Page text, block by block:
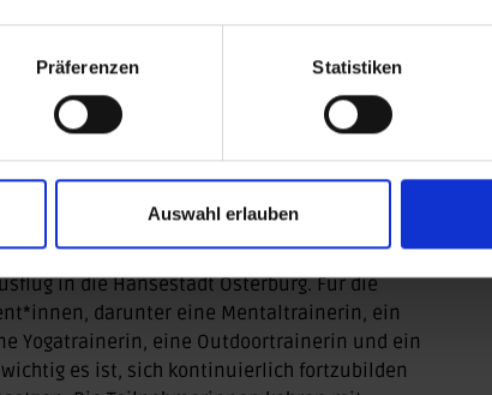
Präferenzen Statistiken
Auswahl erlauben
Sportgruppen zu integrieren. „Ich nutze
Laufenden zu bleiben. Davon profitieren
mich auf den Austausch mit den Damen, die
sagte Karin, eine Übungsleiterin aus Halle.
zu verschiedenen Themen. Diese
neue Impulse für ihre Arbeit im
Vereinen umzusetzen.
auch zusätzliche Aktivfreizeiten angeboten,
in die Hansestadt Osterburg. Für die
darunter eine Mentaltrainerin, ein
Yogatrainerin, eine Outdoortrainerin und ein
wichtig es ist, sich kontinuierlich fortzubilden